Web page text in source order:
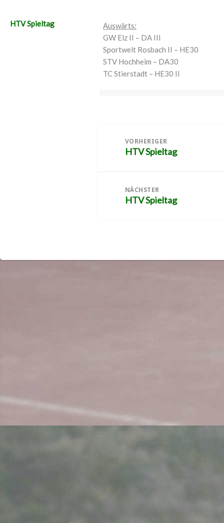
HTV Spieltag
Auswärts:
GW Elz II – DA III
Sportwelt Rosbach II – HE30
STV Hochheim – DA30
TC Stierstadt – HE30 II
VORHERIGER
Vorheriger
HTV Spieltag
NÄCHSTER
Nächster
HTV Spieltag